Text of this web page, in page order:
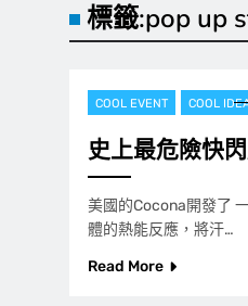
標籤:pop up
COOL EVENT COOL
史上最危險快
美國的Cocona開發了
體的熱能反應，將汗…
Read More